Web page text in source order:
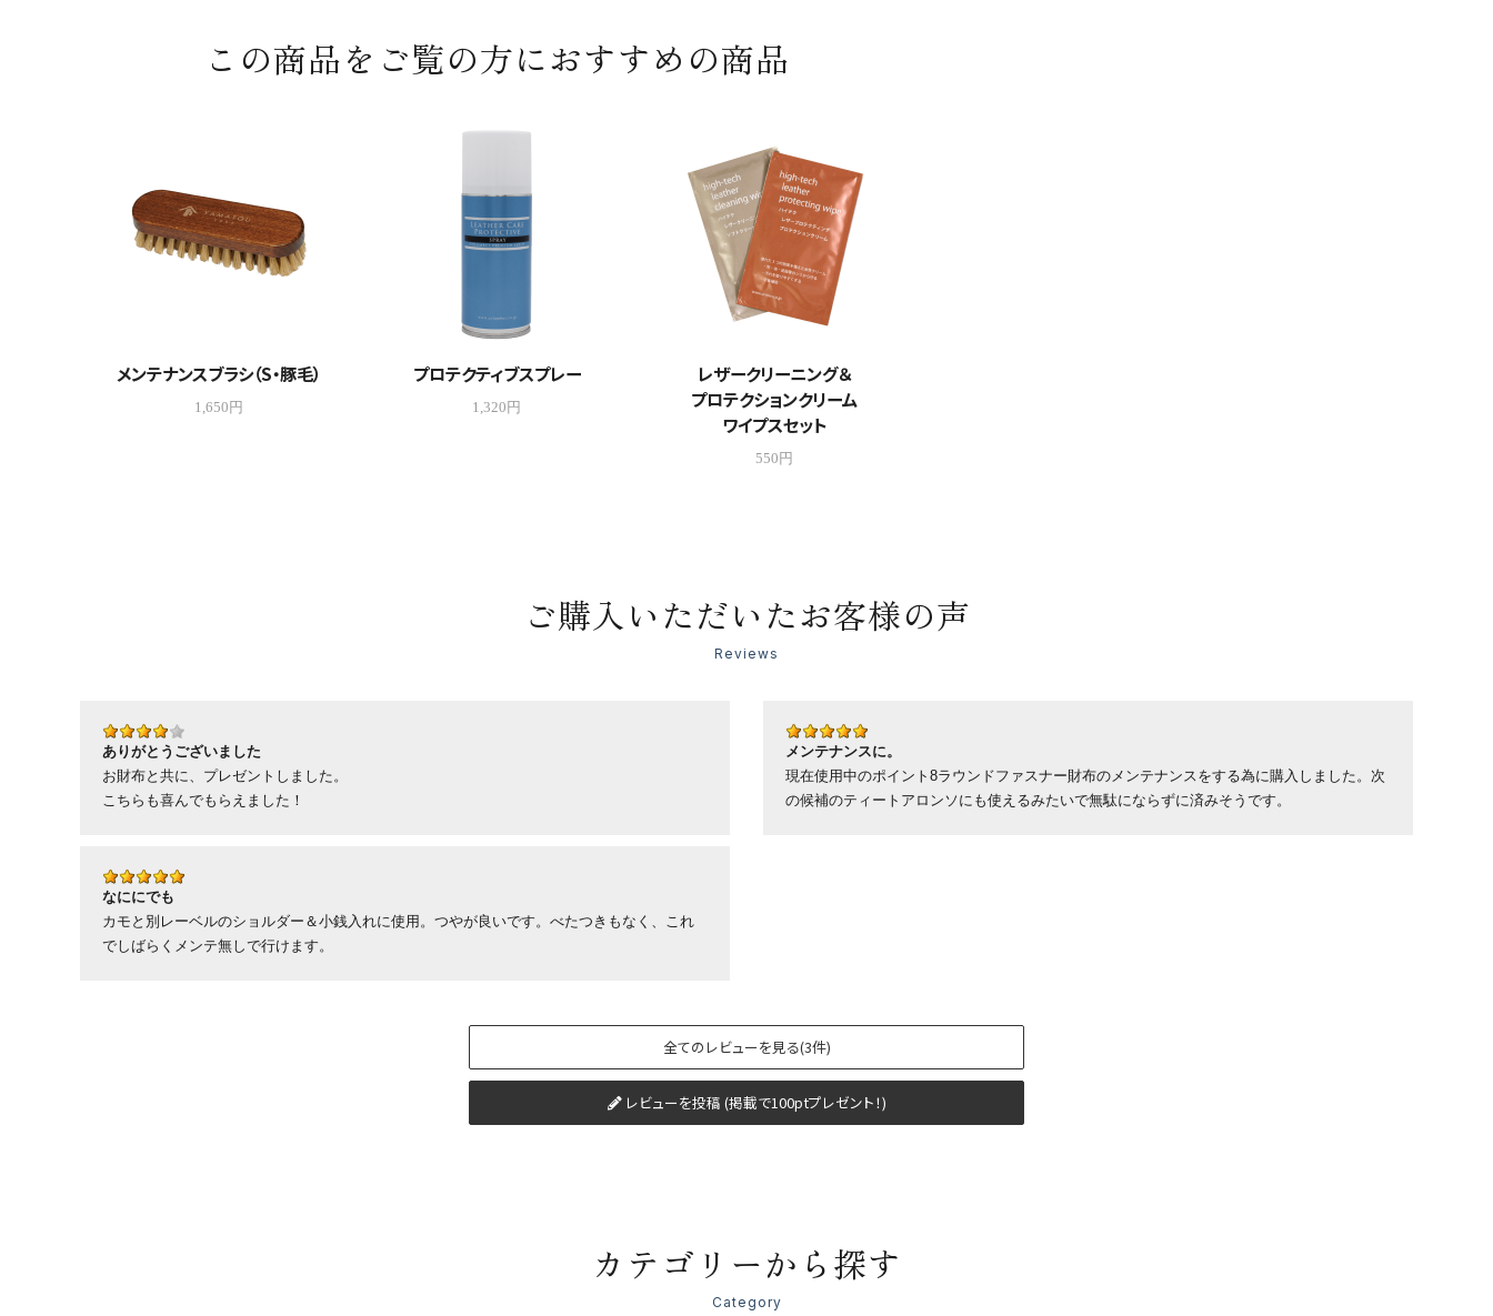
この商品をご覧の方におすすめの商品
メンテナンスブラシ（S・豚毛）
1,650円
プロテクティブスプレー
1,320円
レザークリーニング＆
プロテクションクリーム
ワイプスセット
550円
ご購入いただいたお客様の声
Reviews
ありがとうございました
お財布と共に、プレゼントしました。
こちらも喜んでもらえました！
メンテナンスに。
現在使用中のポイント8ラウンドファスナー財布のメンテナンスをする為に購入しました。次
の候補のティートアロンソにも使えるみたいで無駄にならずに済みそうです。
なににでも
カモと別レーベルのショルダー＆小銭入れに使用。つやが良いです。べたつきもなく、これ
でしばらくメンテ無しで行けます。
全てのレビューを見る(3件)
レビューを投稿 (掲載で100ptプレゼント！)
カテゴリーから探す
Category